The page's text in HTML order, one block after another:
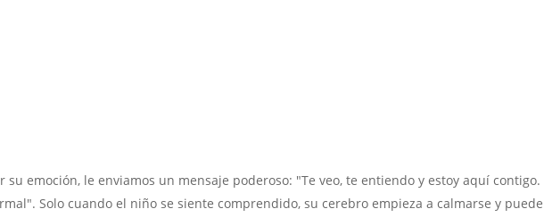
su emoción, le enviamos un mensaje poderoso: "Te veo, te entiendo y estoy aquí contigo.
Solo cuando el niño se siente comprendido, su cerebro empieza a calmarse y puede